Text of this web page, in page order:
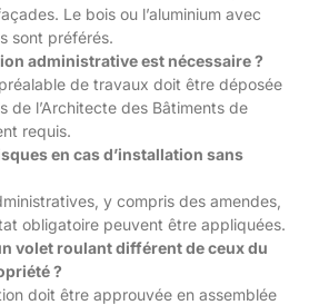
Le bois ou l’aluminium avec
sont préférés.
administrative est nécessaire ?
de travaux doit être déposée
de l’Architecte des Bâtiments de
requis.
en cas d’installation sans
y compris des amendes,
obligatoire peuvent être appliquées.
volet roulant différent de ceux du
?
doit être approuvée en assemblée